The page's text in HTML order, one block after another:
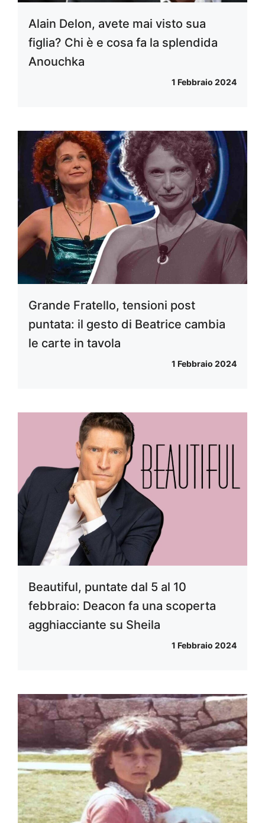
Alain Delon, avete mai visto sua
figlia? Chi è e cosa fa la splendida
Anouchka
1 Febbraio 2024
Grande Fratello, tensioni post
puntata: il gesto di Beatrice cambia
le carte in tavola
1 Febbraio 2024
Beautiful, puntate dal 5 al 10
febbraio: Deacon fa una scoperta
agghiacciante su Sheila
1 Febbraio 2024